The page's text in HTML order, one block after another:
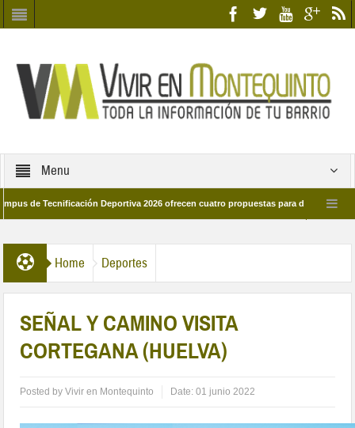
Menu
Tecnificación Deportiva 2026 ofrecen cuatro propuestas para disfrutar del deporte
Home Deportes
SEÑAL Y CAMINO VISITA
CORTEGANA (HUELVA)
Posted byVivir en Montequinto Date:01 junio 2022